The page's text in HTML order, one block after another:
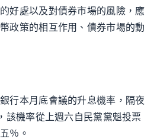
好處以及對債券市場的風險，應
政策的相互作用、債券市場的動
行本月底會議的升息機率，隔夜
該機率從上週六自民黨黨魁投票
％。